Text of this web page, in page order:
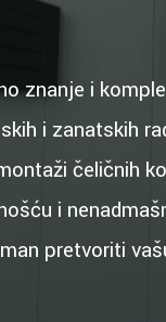
znanje i
i zanatskih
čeličnih
i
pretvoriti